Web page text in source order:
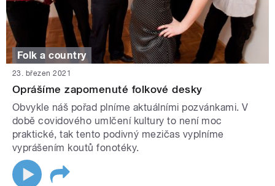
Folk a country
23. březen 2021
Oprášíme zapomenuté folkové desky
Obvykle náš pořad plníme aktuálními pozvánkami. V
době covidového umlčení kultury to není moc
praktické, tak tento podivný mezičas vyplníme
vyprášením koutů fonotéky.